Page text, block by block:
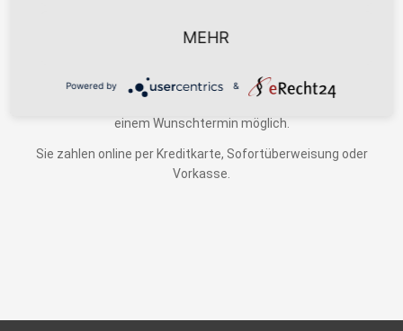
Die Vorteile Ihrer Online-Bestellung: Der Gutscheinversand erfolgt
Es wird auf Wunsch direkt an den Beschenkten versendet - mit
einem Wunschtermin möglich.
Sie zahlen online per Kreditkarte, Sofortüberweisung oder
Vorkasse.
MEHR
Powered by &